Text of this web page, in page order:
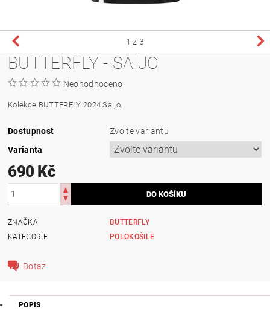
1 z 3
BUTTERFLY - SAIJO
Neohodnoceno
Kolekce BUTTERFLY 2024 Saijo.
Dostupnost
Zvolte variantu
Varianta
690 Kč
ZNAČKA
BUTTERFLY
KATEGORIE
POLOKOŠILE
Dotaz
POPIS